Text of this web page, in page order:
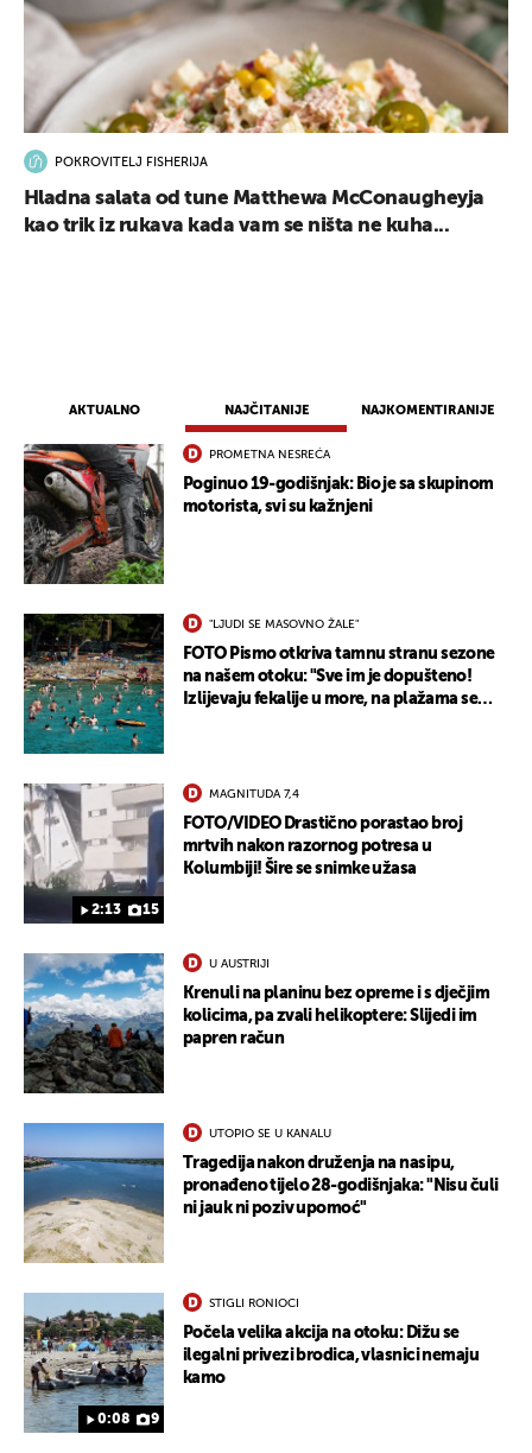
AKTUALNO NAJČITANIJE NAJKOMENTIRANIJE
PROMETNA NESREĆA
Poginuo 19-godišnjak: Bio je sa skupinom
motorista, svi su kažnjeni
"LJUDI SE MASOVNO ŽALE"
FOTO Pismo otkriva tamnu stranu sezone
na našem otoku: "Sve im je dopušteno!
Izlijevaju fekalije u more, na plažama se
2:13 15
MAGNITUDA 7,4
FOTO/VIDEO Drastično porastao broj
mrtvih nakon razornog potresa u
Kolumbiji! Šire se snimke užasa
U AUSTRIJI
Krenuli na planinu bez opreme i s dječjim
kolicima, pa zvali helikoptere: Slijedi im
papren račun
UTOPIO SE U KANALU
Tragedija nakon druženja na nasipu,
pronađeno tijelo 28-godišnjaka: "Nisu čuli
ni jauk ni poziv upomoć"
0:08 9
STIGLI RONIOCI
Počela velika akcija na otoku: Dižu se
ilegalni privezi brodica, vlasnici nemaju
kamo
POKROVITELJ FISHERIJA
Hladna salata od tune Matthewa McConaugheyja
kao trik iz rukava kada vam se ništa ne kuha...